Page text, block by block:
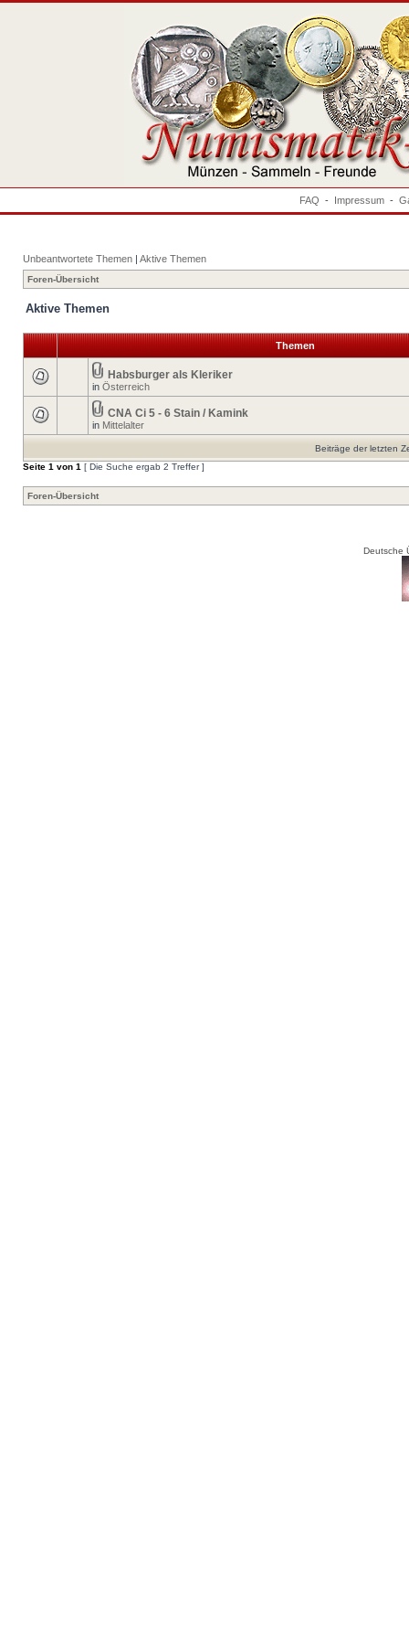
FAQ - Impressum -
Unbeantwortete Themen | Aktive Themen
Foren-Übersicht
Aktive Themen
Themen
Habsburger als Kleriker
in Österreich
CNA Ci 5 - 6 Stain / Kamink
in Mittelalter
Beiträge der letzten
Seite 1 von 1 [ Die Suche ergab 2 Treffer ]
Foren-Übersicht
Deutsche